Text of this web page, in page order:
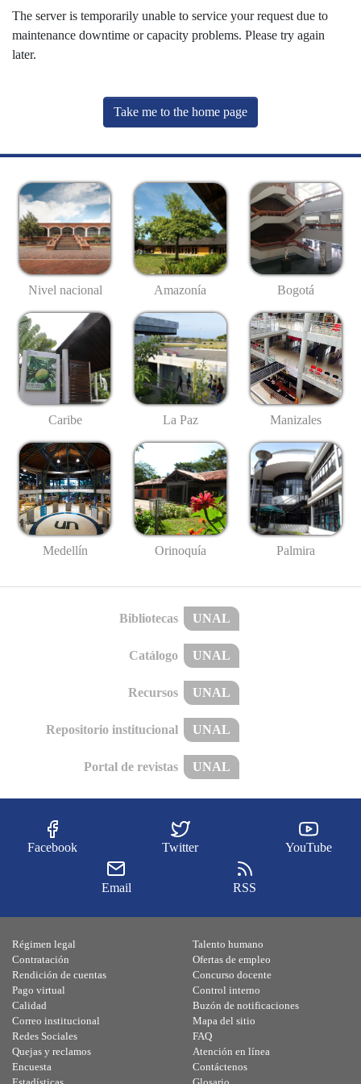
The server is temporarily unable to service your request due to
maintenance downtime or capacity problems. Please try again
later.
Take me to the home page
Nivel nacional Amazonía Bogotá
Caribe La Paz Manizales
Medellín Orinoquía Palmira
Bibliotecas UNAL
Catálogo UNAL
Recursos UNAL
Repositorio institucional UNAL
Portal de revistas UNAL
Facebook Twitter YouTube
Email RSS
Régimen legal
Contratación
Rendición de cuentas
Pago virtual
Calidad
Talento humano
Ofertas de empleo
Concurso docente
Control interno
Buzón de notificaciones
Correo institucional
Redes Sociales
Quejas y reclamos
Encuesta
Mapa del sitio
FAQ
Atención en línea
Contáctenos